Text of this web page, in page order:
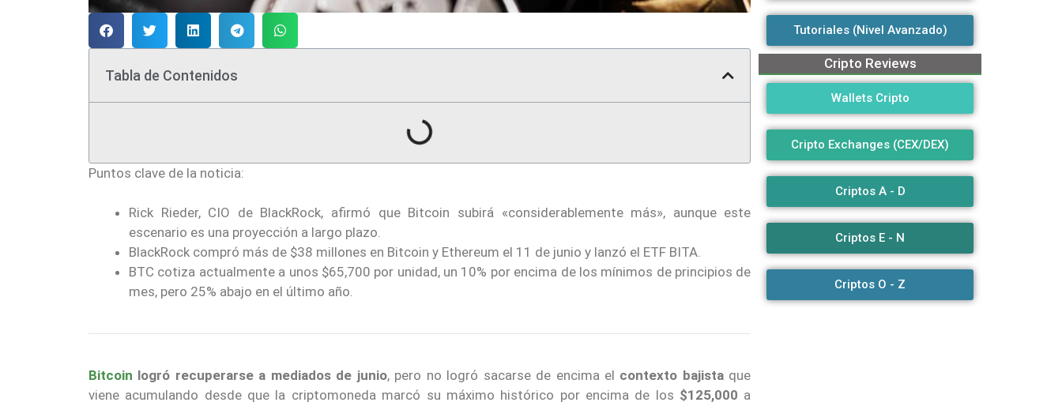
Tabla de Contenidos
Puntos clave de la noticia:
Rick Rieder, CIO de BlackRock, afirmó que Bitcoin subirá «considerablemente más», aunque este
escenario es una proyección a largo plazo.
BlackRock compró más de $38 millones en Bitcoin y Ethereum el 11 de junio y lanzó el ETF BITA.
BTC cotiza actualmente a unos $65,700 por unidad, un 10% por encima de los mínimos de principios de
mes, pero 25% abajo en el último año.
Bitcoin logró recuperarse a mediados de junio, pero no logró sacarse de encima el contexto bajistaque
viene acumulando desde que la criptomoneda marcó su máximo histórico por encima de los $125,000 a
Tutoriales (Nivel Avanzado)
Cripto Reviews
Wallets Cripto
Cripto Exchanges (CEX/DEX)
Criptos A - D
Criptos E - N
Criptos O - Z